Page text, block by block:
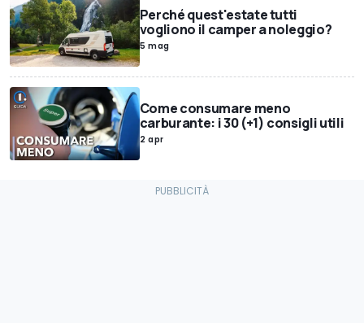
Perché quest'estate tutti
vogliono il camper a noleggio?
5 mag
Come consumare meno
carburante: i 30 (+1) consigli utili
2 apr